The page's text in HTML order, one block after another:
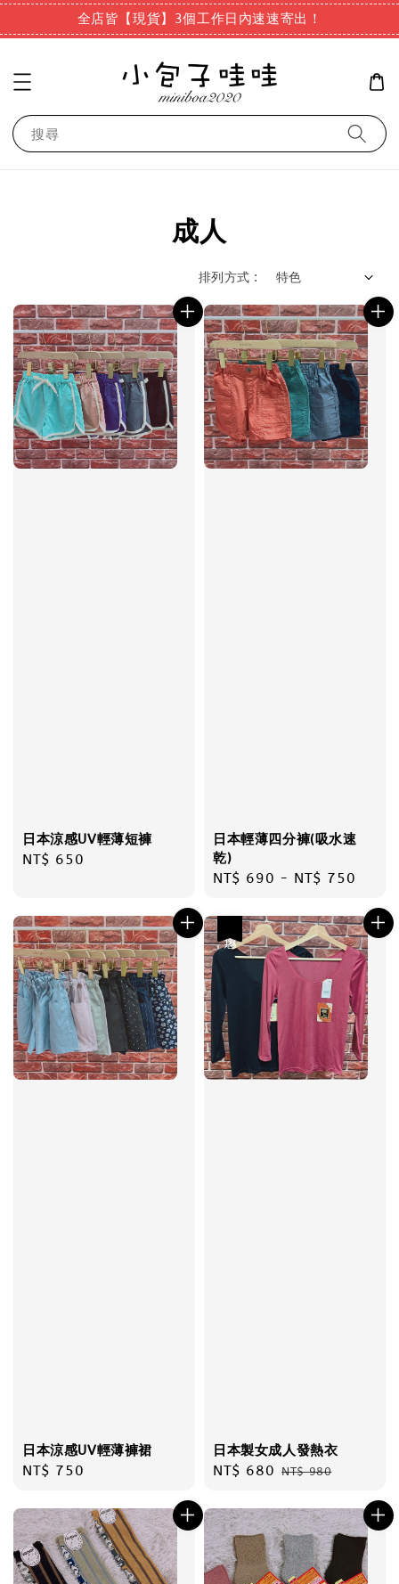
全店皆【現貨】3個工作日內速速寄出！
搜尋
成人
排列方式 :
日本涼感UV輕薄短褲
Regular
NT$ 650
日本輕薄四分褲(吸水速
乾)
Regular
NT$ 690 - NT$ 750
日本涼感UV輕薄褲裙
Regular
NT$ 750
日本製女成人發熱衣
Sale
NT$ 680 Regular
NT$ 980